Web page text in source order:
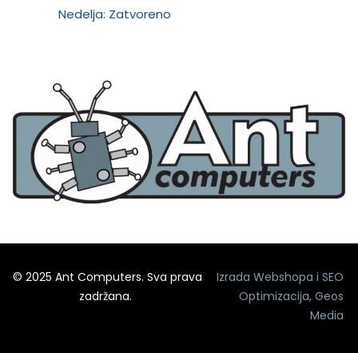
Nedelja: Zatvoreno
© 2025 Ant Computers. Sva prava
zadržana.
Izrada Webshopa iSEO
Optimizacija,Geos
Media